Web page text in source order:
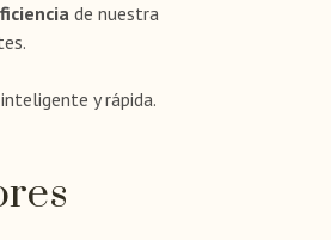
de nuestra
y rápida.